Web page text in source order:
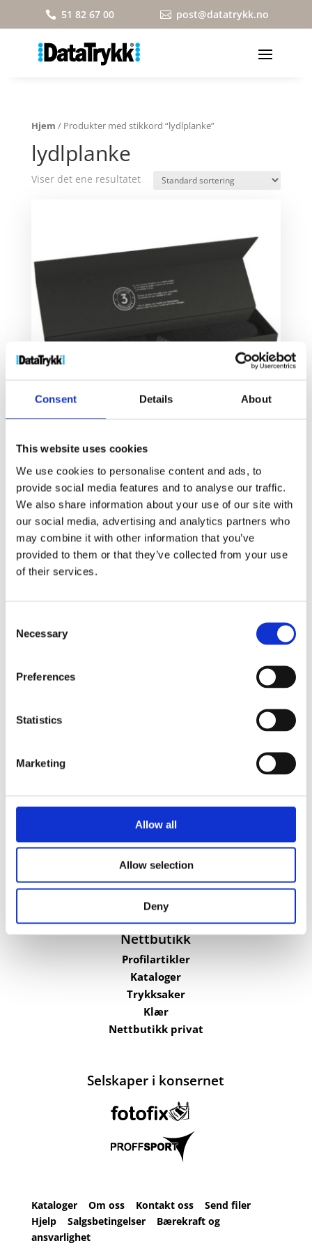
Consent Details About
This website uses cookies
We use cookies to personalise content and ads, to
provide social media features and to analyse our traffic.
We also share information about your use of our site with
our social media, advertising and analytics partners who
may combine it with other information that you’ve
provided to them or that they’ve collected from your use
of their services.
Selection
Necessary
Preferences
Statistics
Marketing
Allow all
Allow selection
Deny
 51 82 67 00  post@datatrykk.no
Hjem / Produkter med stikkord “lydlplanke”
lydlplanke
Viser det ene resultatet
SCX.design S51 2x 10 W TV lydplanke
970kr
Velg alternativ
Vi utvikler produkter og konsepter i alle kanaler – Alt
fra enkle produkter til sammensatte kampanjer
Kontakt
51 82 67 00
Kvalebergveien 21, 4016 Stavanger
Man – fre 08:00 – 16:00
Nettbutikk
Profilartikler
Kataloger
Trykksaker
Klær
Nettbutikk privat
Selskaper i konsernet
Kataloger Om oss Kontakt oss
Send filer
Hjelp Salgsbetingelser
Bærekraft og
ansvarlighet